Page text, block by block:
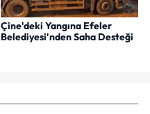
Çine'deki Yangına Efeler
Belediyesi'nden Saha Desteği